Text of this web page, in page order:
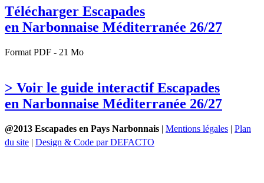
Télécharger Escapades
en Narbonnaise Méditerranée 26/27
Format PDF - 21 Mo
> Voir le guide interactif Escapades
en Narbonnaise Méditerranée 26/27
@2013 Escapades en Pays Narbonnais | Mentions légales | Plan
du site | Design & Code par DEFACTO